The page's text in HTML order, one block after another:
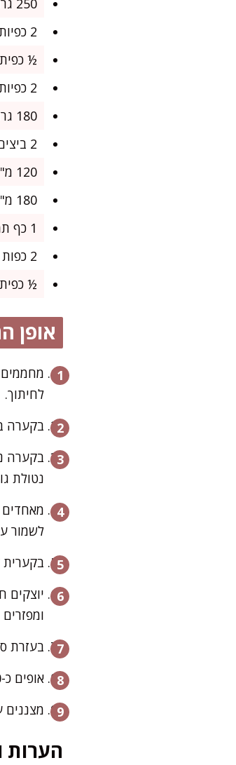
2 כפיות אבקת אפייה
½
2 כפיות קינמון טחון
180 גרם סוכר לבן
2 ביצים גודל L
120 מ"ל שמן קנולה
180 מ"ל חלב (אפשר גם צמחי)
1 כף תמצית וניל איכותית
2 כפות סוכר חום (לפיזור פנימי)
½ כפית
אופן
לחיתוך.
בקערה
בקערה
נטולת
מאחדים
לשמור
בקערית
יוצקים
בעזרת
אופים כ-40 דקות, או עד שקיסם יוצא יבש עם פירורים לחים.
מצננים על השיש כ-10 דקות
הערות